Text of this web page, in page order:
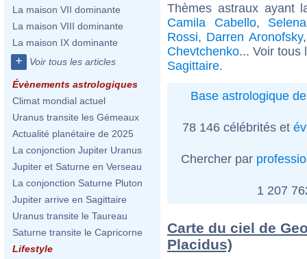
La maison VII dominante
La maison VIII dominante
La maison IX dominante
+ Voir tous les articles
Évènements astrologiques
Climat mondial actuel
Uranus transite les Gémeaux
Actualité planétaire de 2025
La conjonction Jupiter Uranus
Jupiter et Saturne en Verseau
La conjonction Saturne Pluton
Jupiter arrive en Sagittaire
Uranus transite le Taureau
Saturne transite le Capricorne
Lifestyle
Thèmes astraux ayant
Camila Cabello,
Rossi, Darren Aronofsky
Chevtchenko... Voir tous
Sagittaire.
Base astrologique
78 146 célébrités et
Chercher par
1 207
Carte du ciel de
Placidus)